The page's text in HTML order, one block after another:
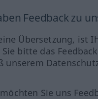
Feedback zu
Übersetzung, ist
Sie bitte das
unserem
Sie uns